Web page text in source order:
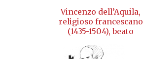
Vincenzo dell’Aquila,
religioso francescano
(1435-1504), beato